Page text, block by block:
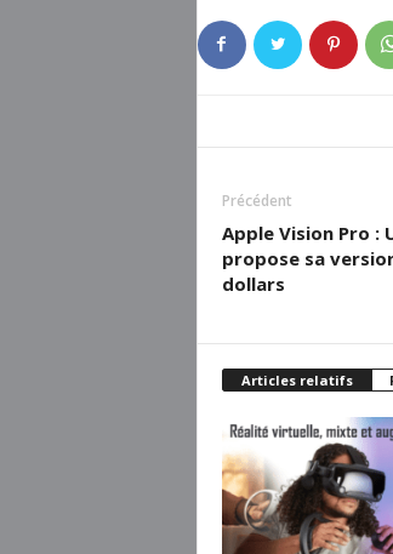
Précédent
Apple Vision Pro :
propose sa
dollars
Articles relatifs